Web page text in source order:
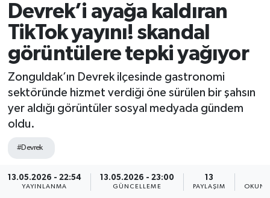
Devrek’i ayağa kaldıran
TikTok yayını! skandal
görüntülere tepki yağıyor
Zonguldak’ın Devrek ilçesinde gastronomi
sektöründe hizmet verdiği öne sürülen bir şahsın
yer aldığı görüntüler sosyal medyada gündem
oldu.
#Devrek
13.05.2026 - 22:54
YAYINLANMA
13.05.2026 - 23:00
GÜNCELLEME
13
PAYLAŞIM
Devrek
Ereğli
Gökçebey
GÜNDEM
Zonguldak Namaz Vakitleri
Zonguldak Trafik Yoğunluk Haritası
Süper Lig Puan Durumu ve Fikstür
Tüm Manşetler